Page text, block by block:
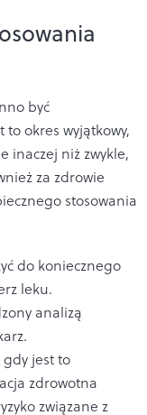
być
okres wyjątkowy,
inaczej niż zwykle,
za zdrowie
stosowania
do koniecznego
leku.
analizą
gdy jest to
zdrowotna
związane z